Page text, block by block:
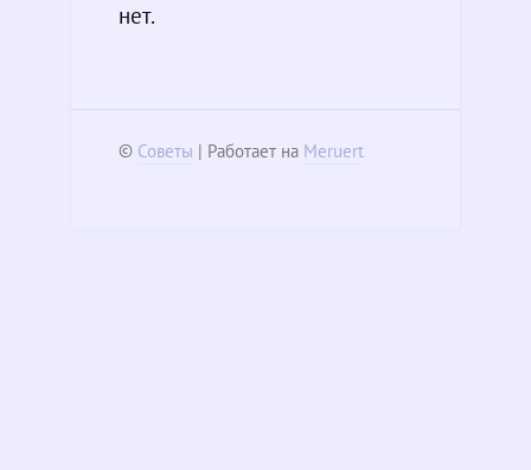
нет.
© Советы | Работает на Meruert